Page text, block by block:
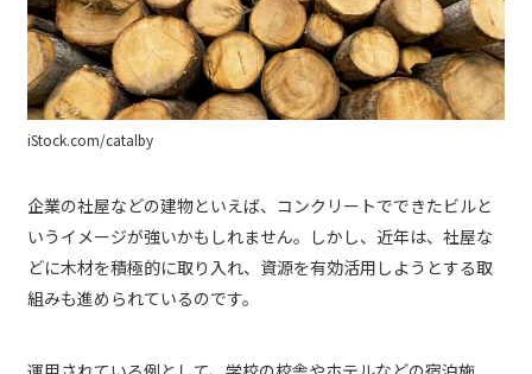
iStock.com/catalby
企業の社屋などの建物といえば、コンクリートでできたビルと
いうイメージが強いかもしれません。しかし、近年は、社屋な
どに木材を積極的に取り入れ、資源を有効活用しようとする取
組みも進められているのです。